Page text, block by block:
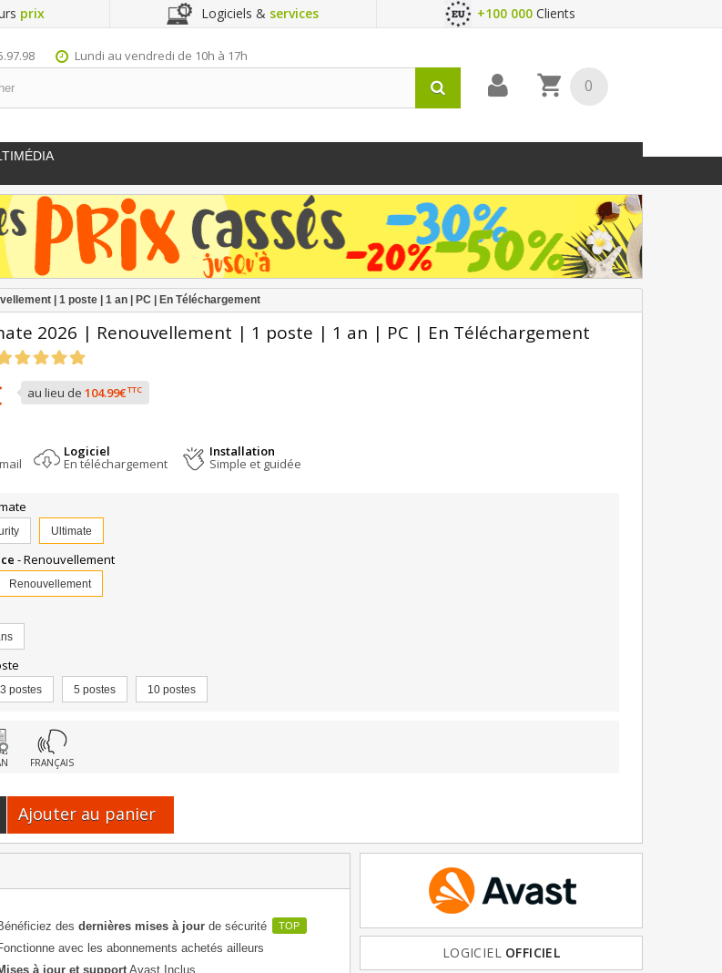
prix Logiciels & services +100 000Clients
Lundi au vendredi de 10h à 17h
0
| 1 poste | 1 an | PC | En Téléchargement
2026 | Renouvellement | 1 poste | 1 an | PC | En Téléchargement
au lieu de104.99€TTC
Logiciel
En téléchargement
Installation
Simple et guidée
Ultimate
- Renouvellement
Renouvellement
3 postes 5 postes 10 postes
FRANÇAIS
Ajouter au panier
des dernières mises à jour de sécurité TOP
avec les abonnements achetés ailleurs
à jour et supportAvast Inclus
LOGICIEL OFFICIEL
FRANCE & EUROPE